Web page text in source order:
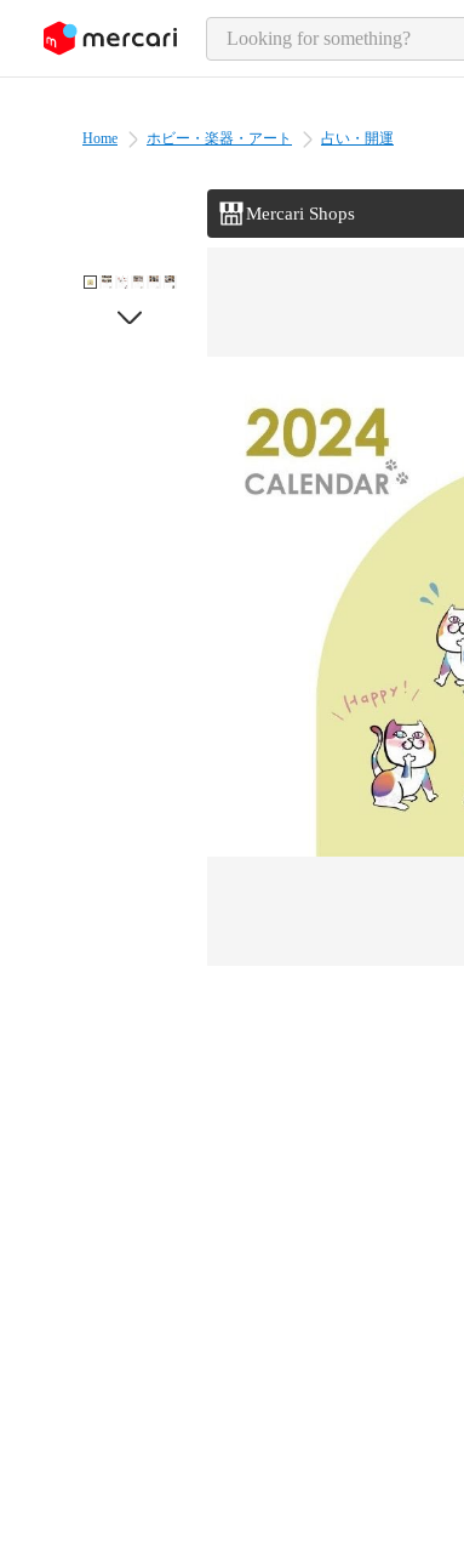
page content
Home ホビー・楽器・アート 占い・開運
Mercari Shops